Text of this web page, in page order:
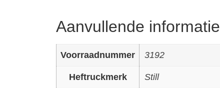
Aanvullende informatie
Voorraadnummer 3192
Heftruckmerk Still